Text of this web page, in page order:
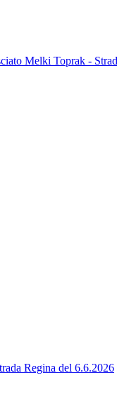
Melki Toprak -
Regina del 6.6.2026